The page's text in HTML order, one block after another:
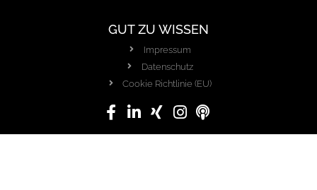
GUT ZU WISSEN
Impressum
Datenschutz
Cookie Richtlinie (EU)